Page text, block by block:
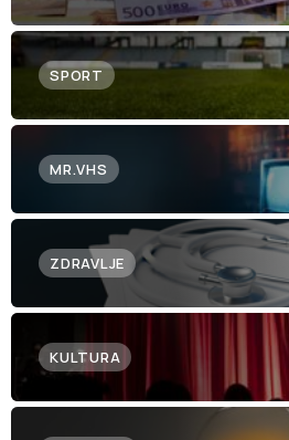
SPORT
MR.VHS
ZDRAVLJE
KULTURA